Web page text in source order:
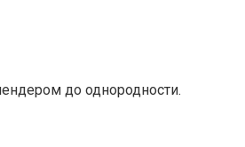
до однородности.